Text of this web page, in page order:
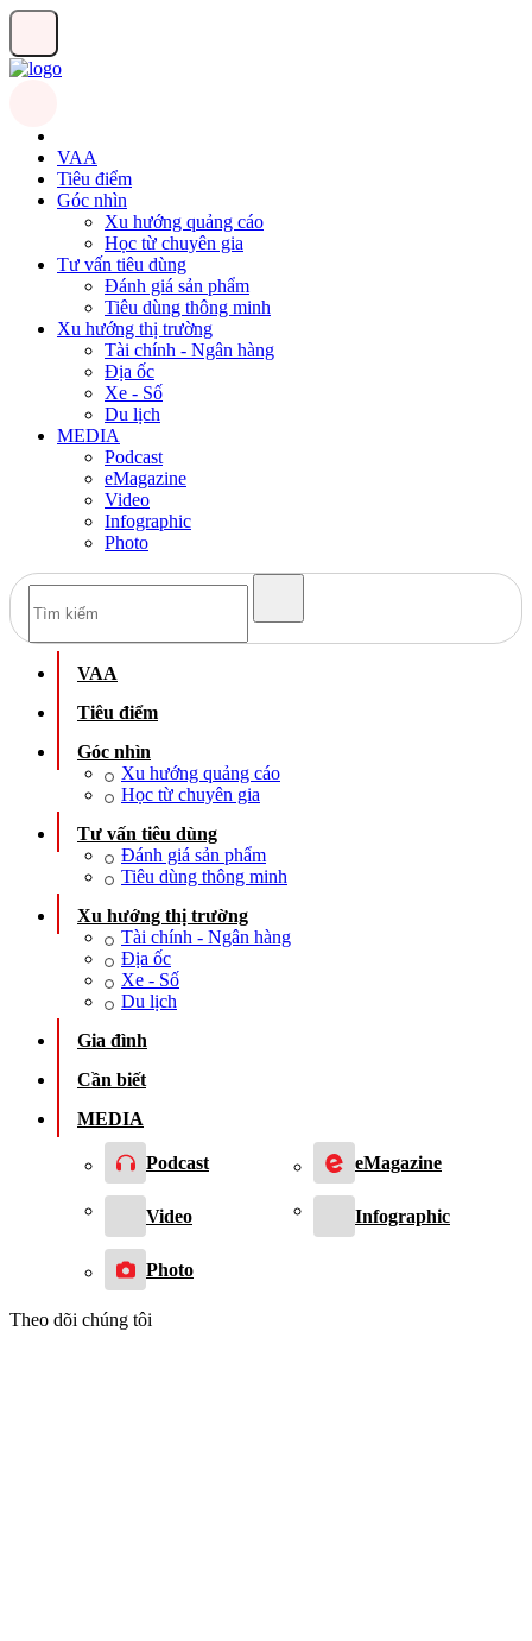
VAA
Tiêu điểm
Góc nhìn
Xu hướng quảng cáo
Học từ chuyên gia
Tư vấn tiêu dùng
Đánh giá sản phẩm
Tiêu dùng thông minh
Xu hướng thị trường
Tài chính - Ngân hàng
Địa ốc
Xe - Số
Du lịch
MEDIA
Podcast
eMagazine
Video
Infographic
Photo
VAA
Tiêu điểm
Góc nhìn
Xu hướng quảng cáo
Học từ chuyên gia
Tư vấn tiêu dùng
Đánh giá sản phẩm
Tiêu dùng thông minh
Xu hướng thị trường
Tài chính - Ngân hàng
Địa ốc
Xe - Số
Du lịch
Gia đình
Cần biết
MEDIA
Podcast eMagazine
Video Infographic
Photo
Theo dõi chúng tôi